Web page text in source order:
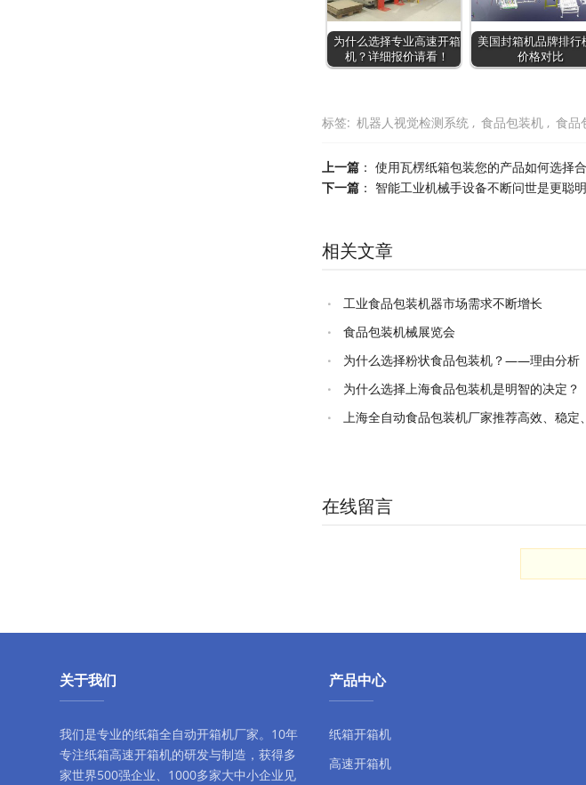
为什么选择专业高速开箱
机？详细报价请看！
美国封箱机品牌排行
价格对比
标签: 机器人视觉检测系统 , 食品包装机 , 食品
上一篇 ：使用瓦楞纸箱包装您的产品如何选择
下一篇 ： 智能工业机械手设备不断问世是更聪
相关文章
工业食品包装机器市场需求不断增长
食品包装机械展览会
为什么选择粉状食品包装机？——理由分析
为什么选择上海食品包装机是明智的决定？
上海全自动食品包装机厂家推荐高效、稳定
在线留言
关于我们
我们是专业的纸箱全自动开箱机厂家。10年
专注纸箱高速开箱机的研发与制造，获得多
家世界500强企业、1000多家大中小企业见
产品中心
纸箱开箱机
高速开箱机